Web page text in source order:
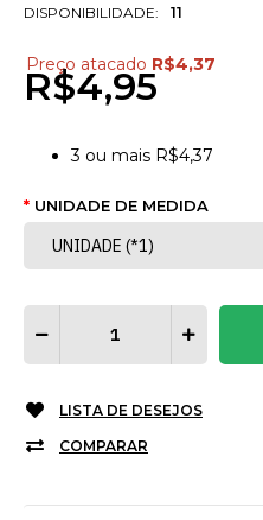
DISPONIBILIDADE:
11
Preço atacado R$4,37
R$4,95
3 ou mais R$4,37
UNIDADE DE MEDIDA
LISTA DE DESEJOS
COMPARAR